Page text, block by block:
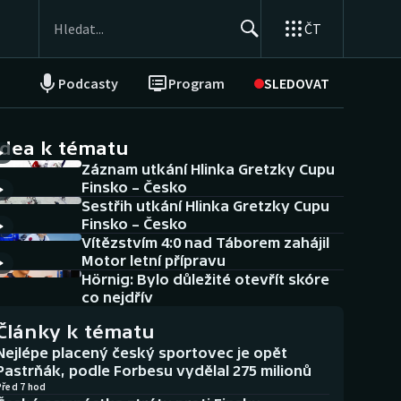
ČT
Podcasty Program SLEDOVAT
NEPŘEHLÉDNĚTE
Historické návraty
Aplikace ČT sport
AZ kvíz
k tématu
Záznam utkání Hlinka Gretzky Cupu
Finsko – Česko
Sestřih utkání Hlinka Gretzky Cupu
Finsko – Česko
Vítězstvím 4:0 nad Táborem zahájil
Motor letní přípravu
Hörnig: Bylo důležité otevřít skóre
co nejdřív
k tématu
placený český sportovec je opět
podle Forbesu vydělal 275 milionů
7 hod